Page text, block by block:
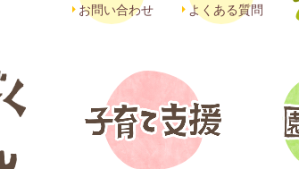
お問い合わせ よくある質問